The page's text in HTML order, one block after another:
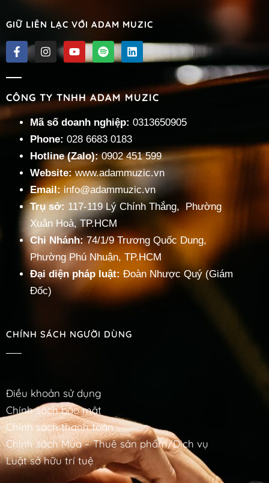
GIỮ LIÊN LẠC VỚI ADAM MUZIC
CÔNG TY TNHH ADAM MUZIC
Mã số doanh nghiệp: 0313650905
Phone: 028 6683 0183
Hotline (Zalo):0902 451 599
Website:www.adammuzic.vn
Email:info@adammuzic.vn
Trụ sở: 117-119 Lý Chính Thắng, Phường
Xuân Hoà, TP.HCM
Chi Nhánh:74/1/9 Trương Quốc Dung,
Phường Phú Nhuận, TP.HCM
Đại diện pháp luật: Đoàn Nhược Quý (Giám
Đốc)
CHÍNH SÁCH NGƯỜI DÙNG
Điều khoản sử dụng
Chính sách bảo mật
Chính sách thanh toán
Chính sách Mua – Thuê sản phẩm/Dịch vụ
Luật sở hữu trí tuệ